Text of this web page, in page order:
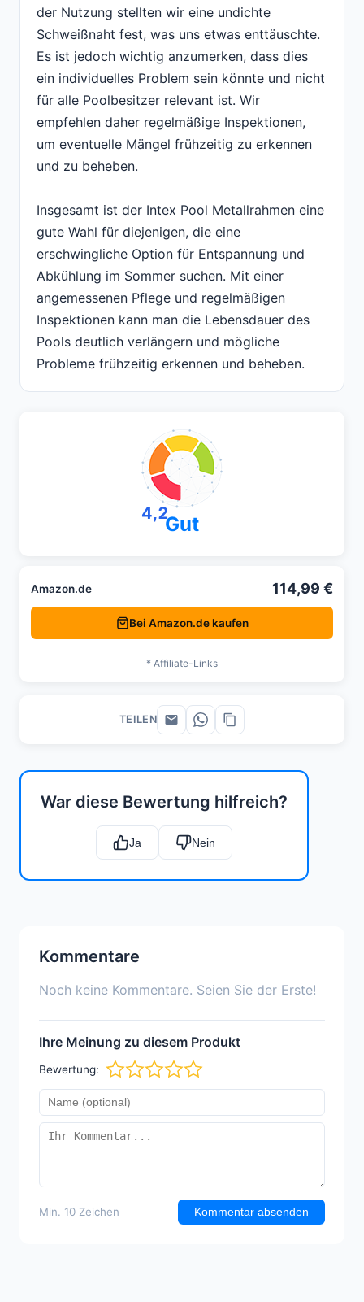
der Nutzung stellten wir eine undichte
Schweißnaht fest, was uns etwas enttäuschte.
Es ist jedoch wichtig anzumerken, dass dies
ein individuelles Problem sein könnte und nicht
für alle Poolbesitzer relevant ist. Wir
empfehlen daher regelmäßige Inspektionen,
um eventuelle Mängel frühzeitig zu erkennen
und zu beheben.
Insgesamt ist der Intex Pool Metallrahmen eine
gute Wahl für diejenigen, die eine
erschwingliche Option für Entspannung und
Abkühlung im Sommer suchen. Mit einer
angemessenen Pflege und regelmäßigen
Inspektionen kann man die Lebensdauer des
Pools deutlich verlängern und mögliche
Probleme frühzeitig erkennen und beheben.
War diese Bewertung hilfreich?
Ja Nein
Kommentare
Noch keine Kommentare. Seien Sie der Erste!
Ihre Meinung zu diesem Produkt
Bewertung:
Min. 10 Zeichen Kommentar absenden
4,2Gut
Amazon.de 114,99 €
Bei Amazon.de kaufen
* Affiliate-Links
TEILEN